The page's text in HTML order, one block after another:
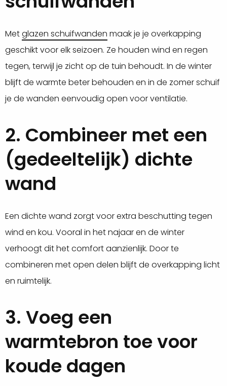
Metglazen schuifwanden maak je je overkapping
geschikt voor elk seizoen. Ze houden wind en regen
tegen, terwijl je zicht op de tuin behoudt. In de winter
blijft de warmte beter behouden en in de zomer schuif
je de wanden eenvoudig open voor ventilatie.
2. Combineer met een
(gedeeltelijk) dichte
wand
Een dichte wand zorgt voor extra beschutting tegen
wind en kou. Vooral in het najaar en de winter
verhoogt dit het comfort aanzienlijk. Door te
combineren met open delen blijft de overkapping licht
en ruimtelijk.
3. Voeg een
warmtebron toe voor
koude dagen